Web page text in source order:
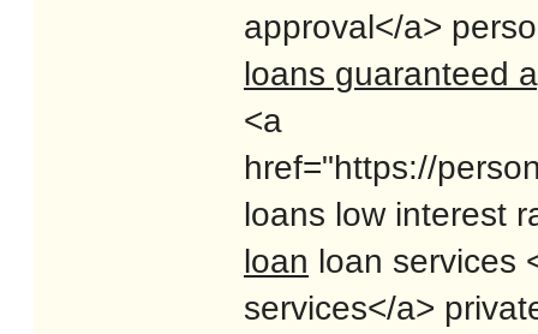
approval</a>
loans guaranteed
<a
href="https://
loans low interest
loan loan services
services</a>